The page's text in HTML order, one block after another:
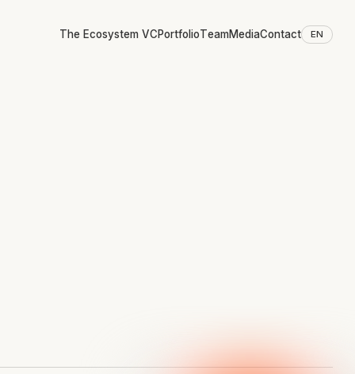
The Ecosystem VCPortfolioTeamMediaContact EN